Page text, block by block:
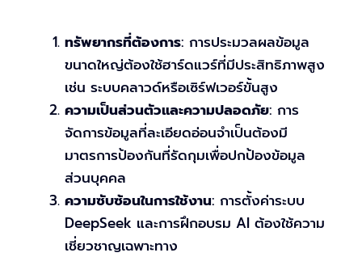
ทรัพยากรที่ต้องการ: การประมวลผลข้อมูล
ขนาดใหญ่ต้องใช้ฮาร์ดแวร์ที่มีประสิทธิภาพสูง
เช่น ระบบคลาวด์หรือเซิร์ฟเวอร์ขั้นสูง
ความเป็นส่วนตัวและความปลอดภัย: การ
จัดการข้อมูลที่ละเอียดอ่อนจำเป็นต้องมี
มาตรการป้องกันที่รัดกุมเพื่อปกป้องข้อมูล
ส่วนบุคคล
ความซับซ้อนในการใช้งาน: การตั้งค่าระบบ
DeepSeek และการฝึกอบรม AI ต้องใช้ความ
เชี่ยวชาญเฉพาะทาง